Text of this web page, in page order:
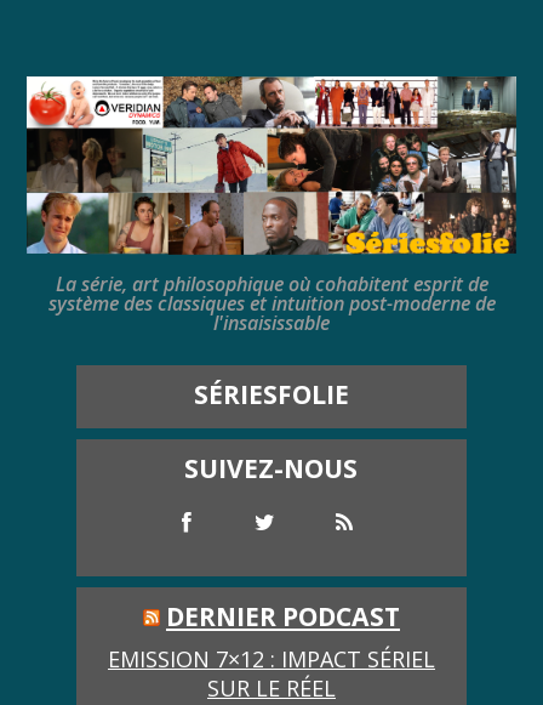
La série, art philosophique où cohabitent esprit de
système des classiques et intuition post-moderne de
l'insaisissable
SÉRIESFOLIE
SUIVEZ-NOUS
DERNIER PODCAST
EMISSION 7×12 : IMPACT SÉRIEL
SUR LE RÉEL